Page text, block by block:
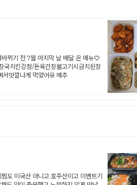
뀌기 전 7월 마지막 날 배달 온 메뉴♡​
국치킨강정/돈육간장불고기​시금치된장
서맛깔나게 먹었어유​ 메추
도 미국산 아니고 호주산이고 이벤트기